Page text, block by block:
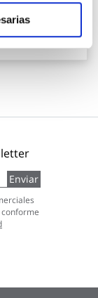
Enviar